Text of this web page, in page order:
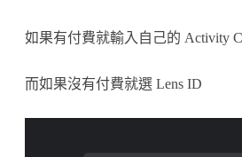
如果有付費就輸入自己的 Activity
而如果沒有付費就選 Lens ID